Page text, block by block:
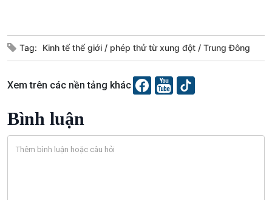
Xã hội chuyển động
Bước chân đến trường
Văn hoá & Du lịch
Tag: Kinh tế thế giới phép thử từ xung đột Trung Đông
Xem trên các nền tảng khác
Bình luận